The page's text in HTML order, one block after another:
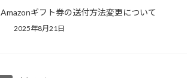
Amazonギフト券の送付方法変更について
2025年8月21日